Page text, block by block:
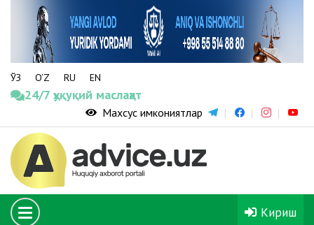
ЎЗ O‘Z RU EN
24/7 ҳуқуқий маслаҳат
Махсус имкониятлар
Кириш